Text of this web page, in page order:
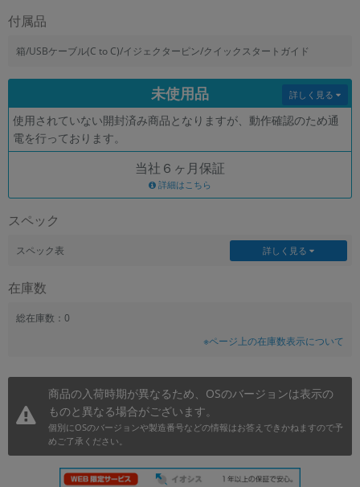
付属品
箱/USBケーブル(C to C)/イジェクターピン/クイックスタートガイド
未使用品
使用されていない開封済み商品となりますが、動作確認のため通
電を行っております。
詳しく見る
当社６ヶ月保証
詳細はこちら
スペック
スペック表 詳しく見る
在庫数
総在庫数：0
※ページ上の在庫数表示について
商品の入荷時期が異なるため、OSのバージョンは表示の
ものと異なる場合がございます。
個別にOSのバージョンや製造番号などの情報はお答えできかねますので予
めご了承ください。
機能・特徴
ランク
商品状態の絞り込み
「新品」「未使用」「中古」など
CPUの絞り込み
OS
OSの絞り込み
モニタサイズ